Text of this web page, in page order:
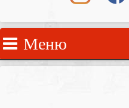
Меню